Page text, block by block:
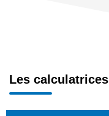
Les calculatrices